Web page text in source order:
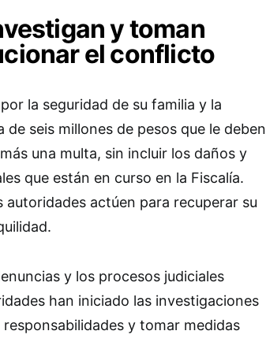
y toman
el conflicto
la seguridad de su familia y la
seis millones de pesos que le deben
una multa, sin incluir los daños y
que están en curso en la Fiscalía.
autoridades actúen para recuperar su
y los procesos judiciales
han iniciado las investigaciones
y tomar medidas